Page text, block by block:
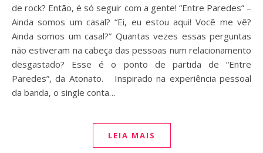
de rock? Então, é só seguir com a gente! “Entre Paredes” –
Ainda somos um casal? “Ei, eu estou aqui! Você me vê?
Ainda somos um casal?” Quantas vezes essas perguntas
não estiveram na cabeça das pessoas num relacionamento
desgastado? Esse é o ponto de partida de “Entre
Paredes”, da Atonato. Inspirado na experiência pessoal
da banda, o single conta…
LEIA MAIS